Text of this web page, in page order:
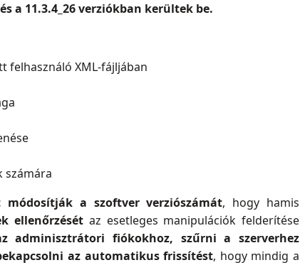
a 11.3.4_26 verziókban kerültek be.
felhasználó XML-fájljában
számára
módosítják a szoftver verziószámát, hogy hamis
ellenőrzését az esetleges manipulációk felderítése
adminisztrátori fiókokhoz, szűrni a szerverhez
az automatikus frissítést, hogy mindig a